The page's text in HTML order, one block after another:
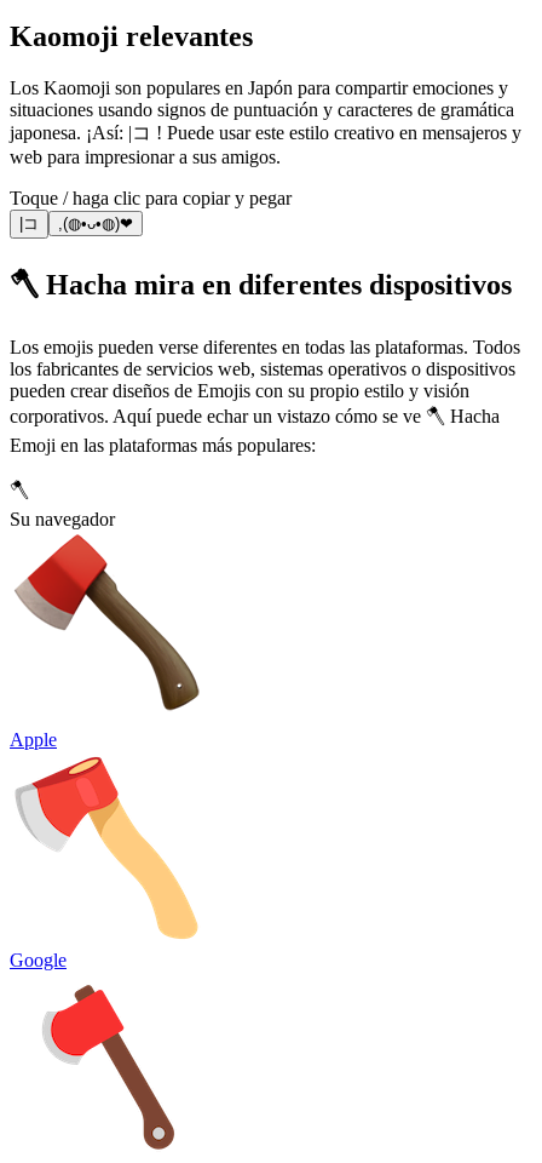
Kaomoji relevantes
Los Kaomoji son populares en Japón para compartir emociones y
situaciones usando signos de puntuación y caracteres de gramática
japonesa. ¡Así: |コ ! Puede usar este estilo creativo en mensajeros y
web para impresionar a sus amigos.
Toque / haga clic para copiar y pegar
|コ ,(◍•ᴗ•◍)❤
🪓 Hacha mira en diferentes dispositivos
Los emojis pueden verse diferentes en todas las plataformas. Todos
los fabricantes de servicios web, sistemas operativos o dispositivos
pueden crear diseños de Emojis con su propio estilo y visión
corporativos. Aquí puede echar un vistazo cómo se ve 🪓 Hacha
Emoji en las plataformas más populares:
🪓
Su navegador
Apple
Google